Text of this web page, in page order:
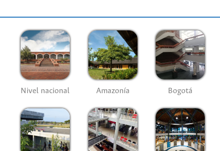
Nivel nacional Amazonía Bogotá